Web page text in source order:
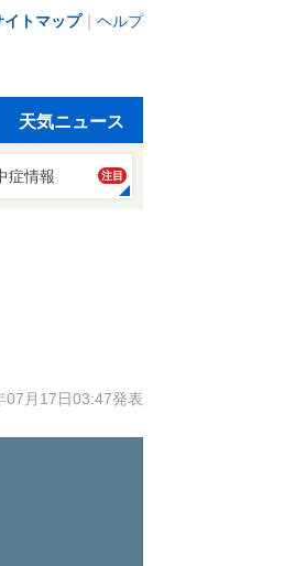
イトマップ｜ ヘルプ
天気ニュース
症情報 注目
07月17日03:47発表